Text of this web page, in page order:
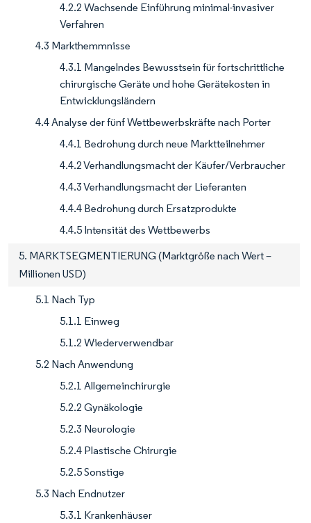
4.2.2 Wachsende Einführung minimal-invasiver
Verfahren
4.3 Markthemmnisse
4.3.1 Mangelndes Bewusstsein für fortschrittliche
chirurgische Geräte und hohe Gerätekosten in
Entwicklungsländern
4.4 Analyse der fünf Wettbewerbskräfte nach Porter
4.4.1 Bedrohung durch neue Marktteilnehmer
4.4.2 Verhandlungsmacht der Käufer/Verbraucher
4.4.3 Verhandlungsmacht der Lieferanten
4.4.4 Bedrohung durch Ersatzprodukte
4.4.5 Intensität des Wettbewerbs
5. MARKTSEGMENTIERUNG (Marktgröße nach Wert –
Millionen USD)
5.1 Nach Typ
5.1.1 Einweg
5.1.2 Wiederverwendbar
5.2 Nach Anwendung
5.2.1 Allgemeinchirurgie
5.2.2 Gynäkologie
5.2.3 Neurologie
5.2.4 Plastische Chirurgie
5.2.5 Sonstige
5.3 Nach Endnutzer
5.3.1 Krankenhäuser